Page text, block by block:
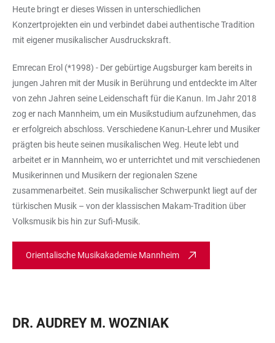
Heute bringt er dieses Wissen in unterschiedlichen
Konzertprojekten ein und verbindet dabei authentische Tradition
mit eigener musikalischer Ausdruckskraft.
Emrecan Erol (*1998) - Der gebürtige Augsburger kam bereits in
jungen Jahren mit der Musik in Berührung und entdeckte im Alter
von zehn Jahren seine Leidenschaft für die Kanun. Im Jahr 2018
zog er nach Mannheim, um ein Musikstudium aufzunehmen, das
er erfolgreich abschloss. Verschiedene Kanun-Lehrer und Musiker
prägten bis heute seinen musikalischen Weg. Heute lebt und
arbeitet er in Mannheim, wo er unterrichtet und mit verschiedenen
Musikerinnen und Musikern der regionalen Szene
zusammenarbeitet. Sein musikalischer Schwerpunkt liegt auf der
türkischen Musik – von der klassischen Makam-Tradition über
Volksmusik bis hin zur Sufi-Musik.
Orientalische Musikakademie Mannheim
DR. AUDREY M. WOZNIAK